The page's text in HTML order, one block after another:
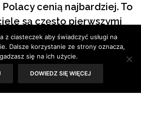
cenią najbardziej. To
są często pierwszymi
zwracamy się po
czy pomoc w trudnych
zwracają jednak
relacja przyjacielska
wzajemnej sympatii, ale
z ciasteczek aby świadczyć usługi na
Dalsze korzystanie ze strony oznacza,
się na ich użycie.
DOWIEDZ SIĘ WIĘCEJ